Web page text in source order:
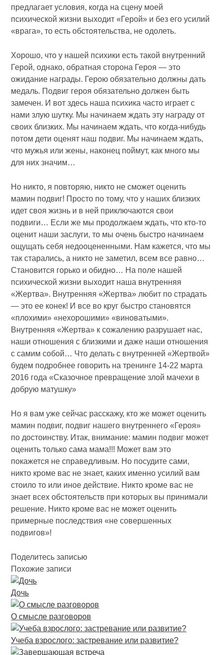
предлагает условия, когда на сцену моей
психической жизни выходит «Герой» и без его усилий
«врага», то есть обстоятельства, не одолеть.
Хорошо, что у нашей психики есть такой внутренний
Герой, однако, обратная сторона Героя — это
ожидание награды. Герою обязательно должны дать
медаль. Подвиг героя обязательно должен быть
замечен. И вот здесь наша психика часто играет с
нами злую шутку. Мы начинаем ждать эту награду от
своих близких. Мы начинаем ждать, что когда-нибудь
потом дети оценят наш подвиг. Мы начинаем ждать,
что мужья или жены, наконец поймут, как много мы
для них значим…
Но никто, я повторяю, никто не сможет оценить
мамин подвиг! Просто по тому, что у наших близких
идет своя жизнь и в ней приключаются свои
подвиги… Если же мы продолжаем ждать, что кто-то
оценит наши заслуги, то мы очень быстро начинаем
ощущать себя недооцененными. Нам кажется, что мы
так старались, а никто не заметил, всем все равно…
Становится горько и обидно… На поле нашей
психической жизни выходит наша внутренняя
«Жертва». Внутренняя «Жертва» любит по страдать
— это ее конек! И все во круг быстро становятся
«плохими» «нехорошими» «виноватыми».
Внутренняя «Жертва» к сожалению разрушает нас,
наши отношения с близкими и даже наши отношения
с самим собой… Что делать с внутренней «Жертвой»
будем подробнее говорить на тренинге 14-22 марта
2016 года «Сказочное превращение злой мачехи в
добрую матушку»
Но я вам уже сейчас расскажу, кто же может оценить
мамин подвиг, подвиг нашего внутреннего «Героя»
по достоинству. Итак, внимание: мамин подвиг может
оценить только сама мама!!! Может вам это
покажется не справедливым. Но посудите сами,
никто кроме вас не знает, каких именно усилий вам
стоило то или иное действие. Никто кроме вас не
знает всех обстоятельств при которых вы принимали
решение. Никто кроме вас не может оценить
примерные последствия «не совершенных
подвигов»!
Поделитесь записью
Похожие записи
Дочь
О смысле разговоров
Учеба взрослого: застревание или развитие?